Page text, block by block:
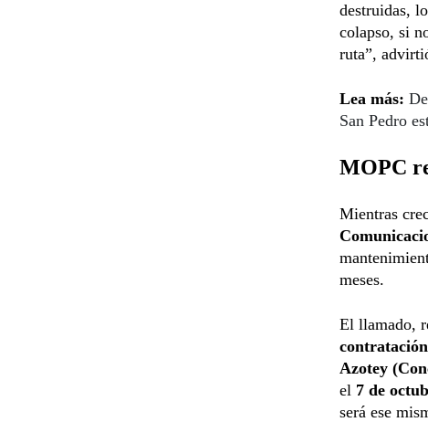
destruidas,
colapso, si
ruta”,
Lea más:
San Pedro
MOPC
Mientras
meses.
El llamado,
Azotey
el 7 de
será ese